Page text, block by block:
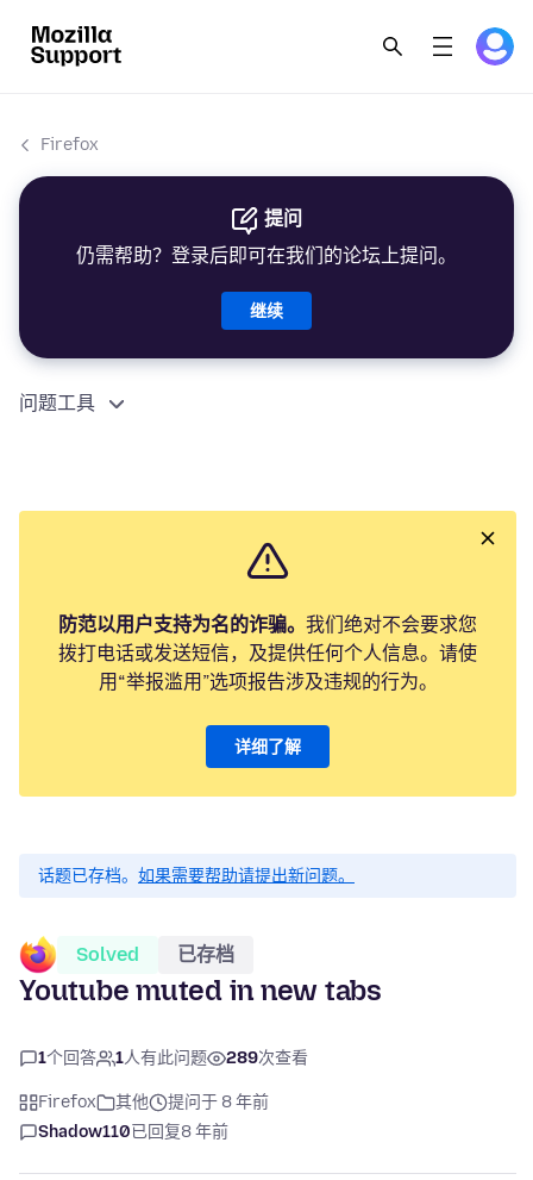
Firefox
提问
仍需帮助？登录后即可在我们的论坛上提问。
继续
问题工具
防范以用户支持为名的诈骗。 我们绝对不会要求您
拨打电话或发送短信，及提供任何个人信息。请使
用“举报滥用”选项报告涉及违规的行为。
详细了解
话题已存档。 如果需要帮助请提出新问题。
Solved 已存档
Youtube muted in new tabs
1个回答 1人有此问题 289次查看
Firefox 其他
提问于 8 年前
Shadow110已回复8 年前